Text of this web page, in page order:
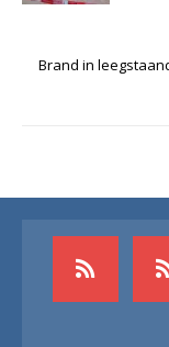
Brand in